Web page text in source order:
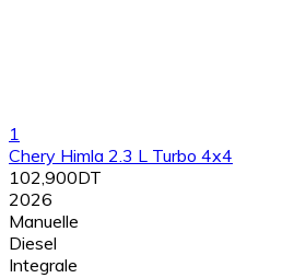
1
Chery Himla 2.3 L Turbo 4x4
102,900DT
2026
Manuelle
Diesel
Integrale